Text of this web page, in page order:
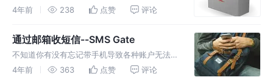
费的构建资源。 感谢gitee 七牛云 阿里云
使用阿里云flow流水线打包时，使用的镜像。
在打包的过程中，
4年前 238 点赞 评论
通过邮箱收短信--SMS Gate
不知道你有没有忘记带手机导致各种账户无法登
录的经历； 或者有多个手机号，希望在一处管
4年前 363 点赞 评论